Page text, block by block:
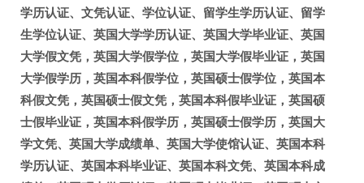
学历认证、文凭认证、学位认证、留学生学历认证、留学
生学位认证、英国大学学历认证、英国大学毕业证、英国
大学假文凭，英国大学假学位，英国大学假毕业证，英国
大学假学历，英国本科假学位，英国硕士假学位，英国本
科假文凭，英国硕士假文凭，英国本科假毕业证，英国硕
士假毕业证，英国本科假学历，英国硕士假学历，英国大
学文凭、英国大学成绩单、英国大学使馆认证、英国本科
学历认证、英国本科毕业证、英国本科文凭、英国本科成